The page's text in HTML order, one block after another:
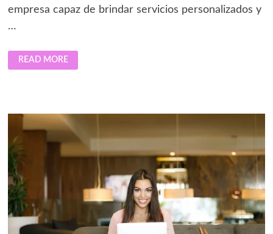
empresa capaz de brindar servicios personalizados y
…
JOHNSON
CONTROLS
SECURITY
LATAM
READ MORE